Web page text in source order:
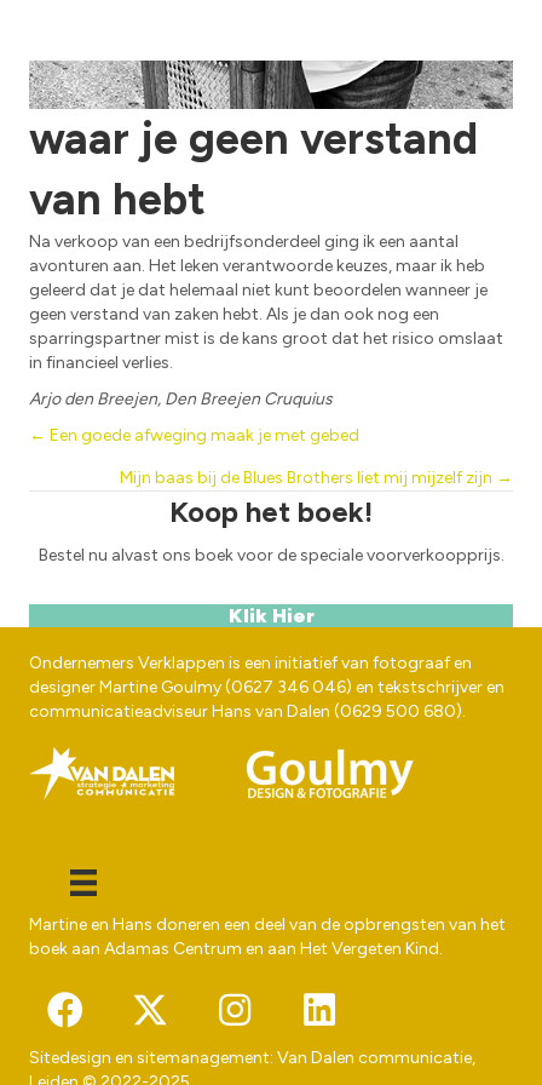
Investeer niet in zaken
waar je geen verstand
van hebt
Na verkoop van een bedrijfsonderdeel ging ik een aantal
avonturen aan. Het leken verantwoorde keuzes, maar ik heb
geleerd dat je dat helemaal niet kunt beoordelen wanneer je
geen verstand van zaken hebt. Als je dan ook nog een
sparringspartner mist is de kans groot dat het risico omslaat
in financieel verlies.
Arjo den Breejen, Den Breejen Cruquius
Posts
navigation
← Een goede afweging maak je met gebed
Mijn baas bij de Blues Brothers liet mij mijzelf zijn →
Koop het boek!
Bestel nu alvast ons boek voor de speciale voorverkoopprijs.
Klik Hier
Ondernemers Verklappen is een initiatief van fotograaf en
designerMartine Goulmy(0627 346 046) en tekstschrijver en
communicatieadviseurHans van Dalen (0629 500 680).
Martine en Hans doneren een deel van de opbrengsten van het
boek aan Adamas Centrum en aan Het Vergeten Kind.
Sitedesign en sitemanagement: Van Dalen communicatie,